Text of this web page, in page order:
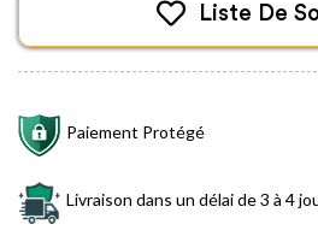
Liste De
Paiement Protégé
Livraison dans un délai de 3 à 4